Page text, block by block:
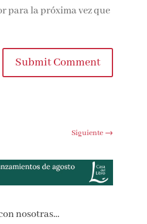
para la próxima vez que
Submit Comment
Siguiente→
nosotras…